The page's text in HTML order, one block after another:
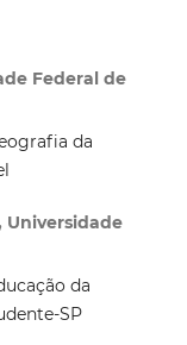
Federal de
da
Universidade
da
SP